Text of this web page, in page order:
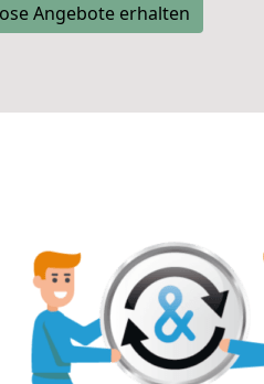
Angebote erhalten